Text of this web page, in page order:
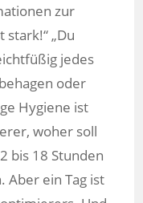
zur
stark!“ „Du
jedes
oder
Hygiene ist
woher soll
bis 18 Stunden
Aber ein Tag ist